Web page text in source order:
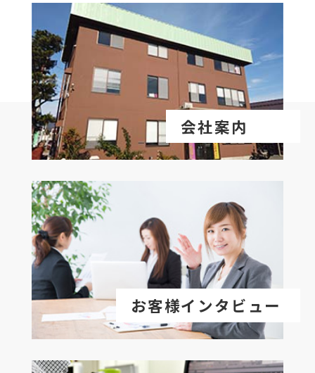
会社案内
お客様インタビュー